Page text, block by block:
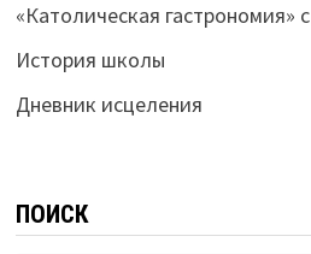
«Католическая
История школы
Дневник исцеления
ПОИСК